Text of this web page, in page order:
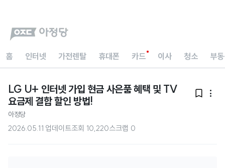
홈 인터넷 가전렌탈 휴대폰 카드 이사 청소 부
LG U+ 인터넷 가입 현금 사은품 혜택 및 TV
요금제 결합 할인 방법!
 
아정당
2026.05.11 업데이트조회 10,220스크랩 0